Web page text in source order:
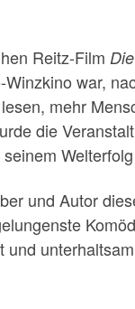
Reitz-Film
war,
mehr
die
und Autor